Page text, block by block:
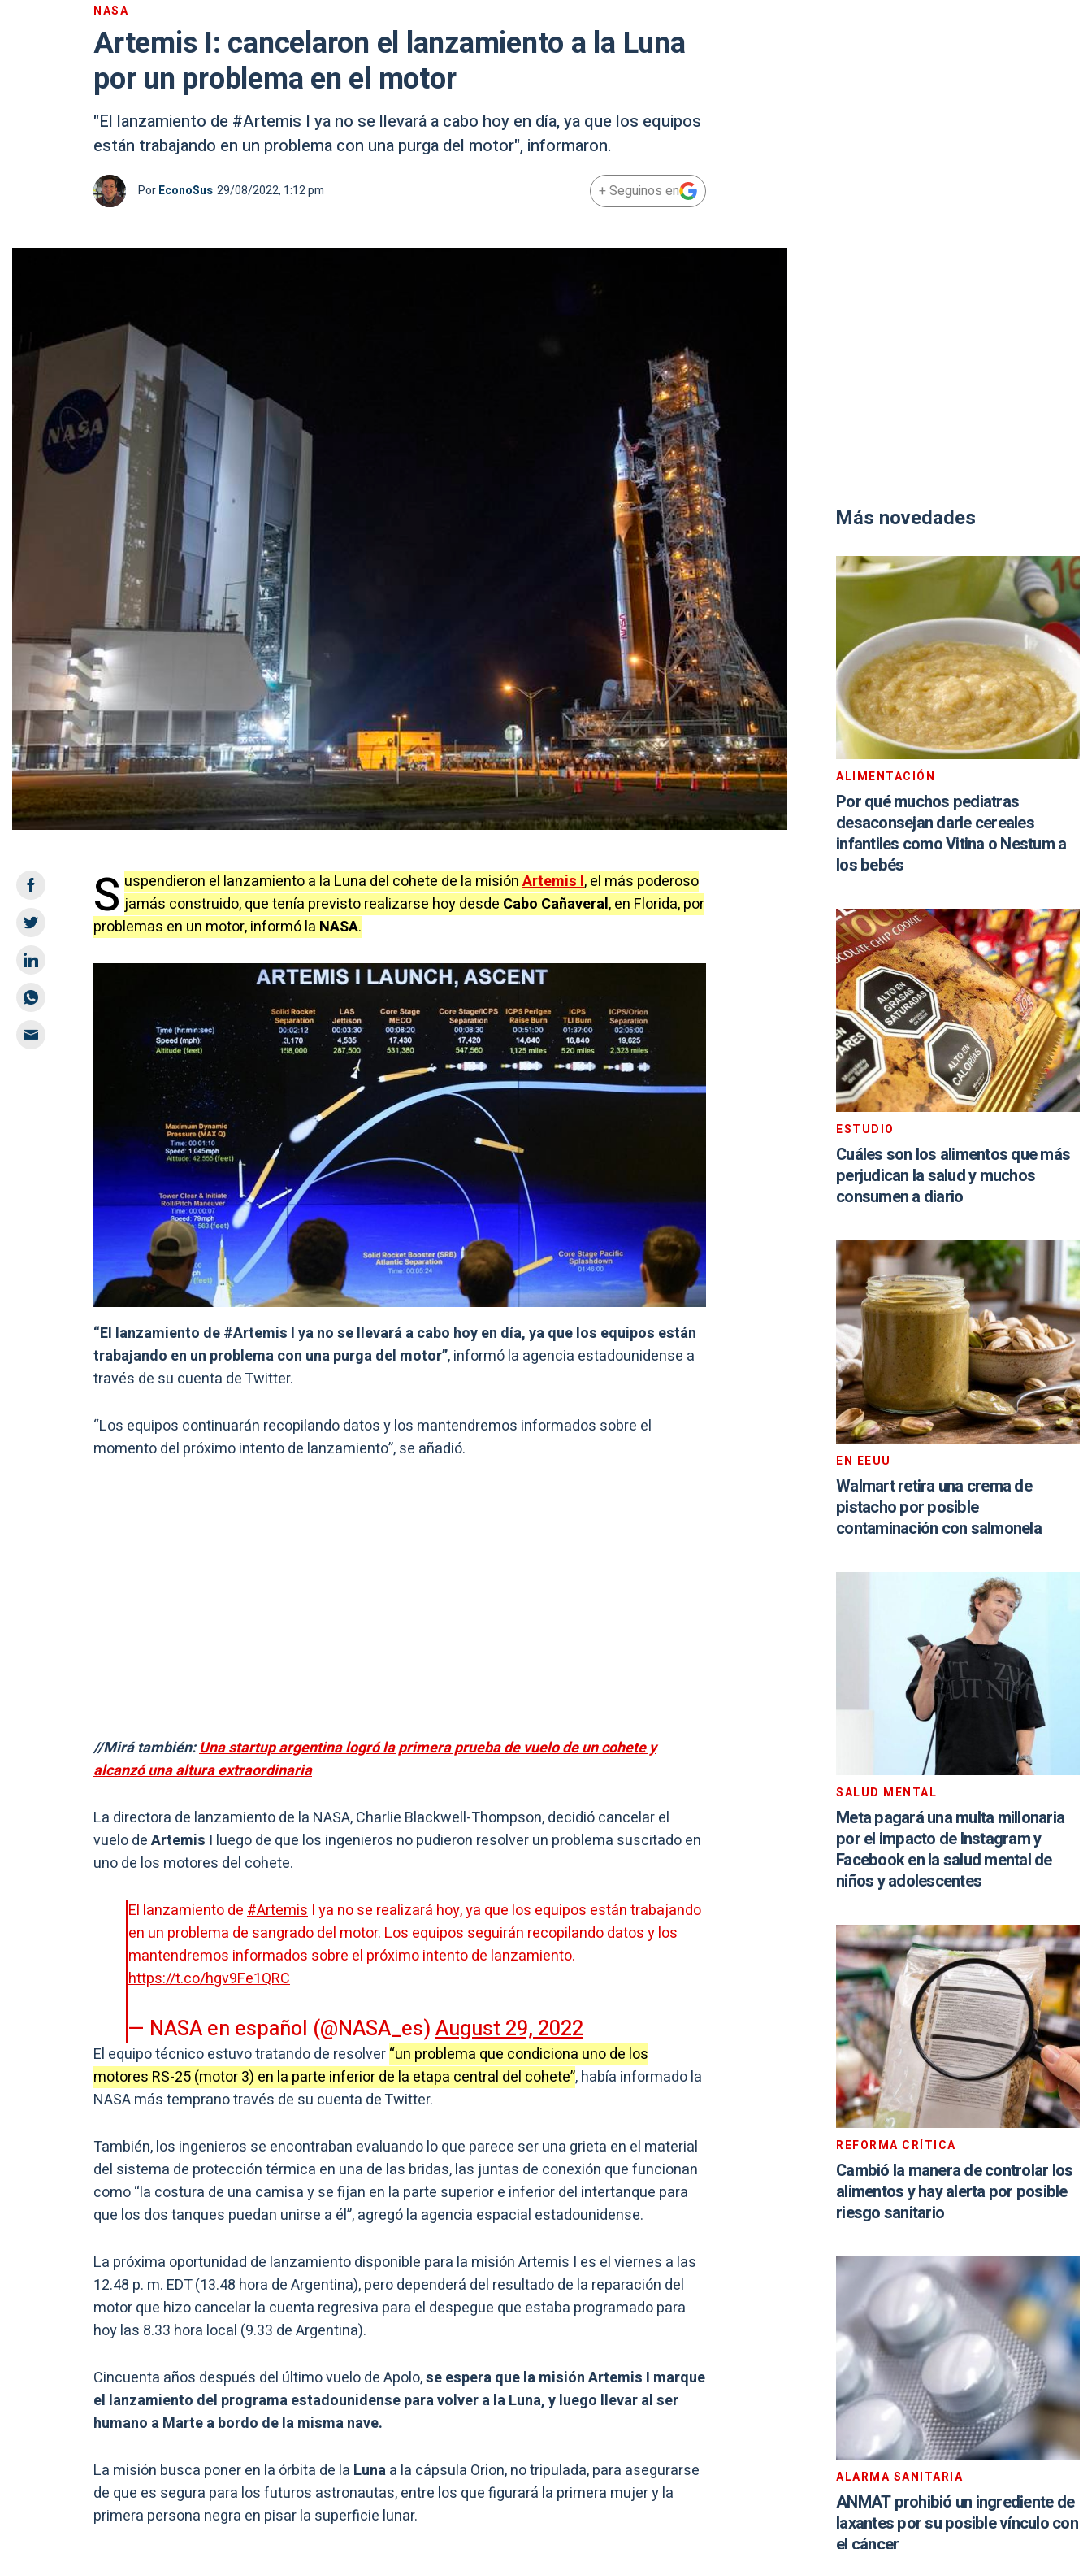
NASA
Artemis I: cancelaron el lanzamiento a la Luna
por un problema en el motor
"El lanzamiento de #Artemis I ya no se llevará a cabo hoy en día, ya que los equipos
están trabajando en un problema con una purga del motor", informaron.
PorEconoSus 29/08/2022, 1:12 pm + Seguinos en
S uspendieron el lanzamiento a la Luna del cohete de la misiónArtemis I, el más poderoso
jamás construido, que tenía previsto realizarse hoy desde Cabo Cañaveral, en Florida, por
problemas en un motor, informó la NASA.
“El lanzamiento de #Artemis I ya no se llevará a cabo hoy en día, ya que los equipos están
trabajando en un problema con una purga del motor”, informó la agencia estadounidense a
través de su cuenta de Twitter.
“Los equipos continuarán recopilando datos y los mantendremos informados sobre el
momento del próximo intento de lanzamiento”, se añadió.
//Mirá también:Una startup argentina logró la primera prueba de vuelo de un cohete y
alcanzó una altura extraordinaria
La directora de lanzamiento de la NASA, Charlie Blackwell-Thompson, decidió cancelar el
vuelo deArtemis I luego de que los ingenieros no pudieron resolver un problema suscitado en
uno de los motores del cohete.
El lanzamiento de#Artemis I ya no se realizará hoy, ya que los equipos están trabajando
en un problema de sangrado del motor. Los equipos seguirán recopilando datos y los
mantendremos informados sobre el próximo intento de lanzamiento.
https://t.co/hgv9Fe1QRC
— NASA en español (@NASA_es)August 29, 2022
El equipo técnico estuvo tratando de resolver“un problema que condiciona uno de los
motores RS-25 (motor 3) en la parte inferior de la etapa central del cohete”, había informado la
NASA más temprano través de su cuenta de Twitter.
También, los ingenieros se encontraban evaluando lo que parece ser una grieta en el material
del sistema de protección térmica en una de las bridas, las juntas de conexión que funcionan
como “la costura de una camisa y se fijan en la parte superior e inferior del intertanque para
que los dos tanques puedan unirse a él”, agregó la agencia espacial estadounidense.
La próxima oportunidad de lanzamiento disponible para la misión Artemis I es el viernes a las
12.48 p. m. EDT (13.48 hora de Argentina), pero dependerá del resultado de la reparación del
motor que hizo cancelar la cuenta regresiva para el despegue que estaba programado para
hoy las 8.33 hora local (9.33 de Argentina).
Cincuenta años después del último vuelo de Apolo,se espera que la misión Artemis I marque
el lanzamiento del programa estadounidense para volver a la Luna, y luego llevar al ser
humano a Marte a bordo de la misma nave.
La misión busca poner en la órbita de la Lunaa la cápsula Orion, no tripulada, para asegurarse
de que es segura para los futuros astronautas, entre los que figurará la primera mujer y la
primera persona negra en pisar la superficie lunar.
Más novedades
ALIMENTACIÓN
Por qué muchos pediatras
desaconsejan darle cereales
infantiles como Vitina o Nestum a
los bebés
ESTUDIO
Cuáles son los alimentos que más
perjudican la salud y muchos
consumen a diario
EN EEUU
Walmart retira una crema de
pistacho por posible
contaminación con salmonela
SALUD MENTAL
Meta pagará una multa millonaria
por el impacto de Instagram y
Facebook en la salud mental de
niños y adolescentes
REFORMA CRÍTICA
Cambió la manera de controlar los
alimentos y hay alerta por posible
riesgo sanitario
ALARMA SANITARIA
ANMAT prohibió un ingrediente de
laxantes por su posible vínculo con